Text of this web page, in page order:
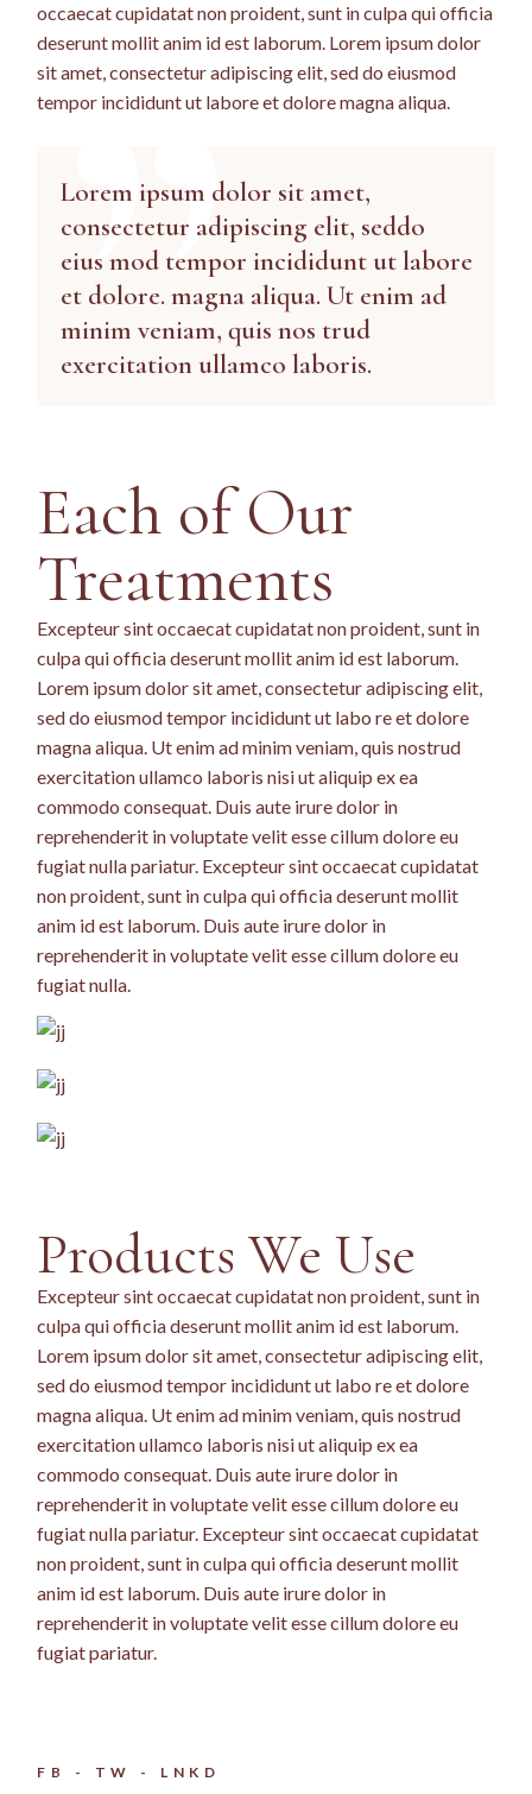
occaecat cupidatat non proident, sunt in culpa qui officia
deserunt mollit anim id est laborum. Lorem ipsum dolor
sit amet, consectetur adipiscing elit, sed do eiusmod
tempor incididunt ut labore et dolore magna aliqua.
Lorem ipsum dolor sit amet,
consectetur adipiscing elit, seddo
eius mod tempor incididunt ut labore
et dolore. magna aliqua. Ut enim ad
minim veniam, quis nos trud
exercitation ullamco laboris.
Each of Our
Treatments
Excepteur sint occaecat cupidatat non proident, sunt in
culpa qui officia deserunt mollit anim id est laborum.
Lorem ipsum dolor sit amet, consectetur adipiscing elit,
sed do eiusmod tempor incididunt ut labo re et dolore
magna aliqua. Ut enim ad minim veniam, quis nostrud
exercitation ullamco laboris nisi ut aliquip ex ea
commodo consequat. Duis aute irure dolor in
reprehenderit in voluptate velit esse cillum dolore eu
fugiat nulla pariatur. Excepteur sint occaecat cupidatat
non proident, sunt in culpa qui officia deserunt mollit
anim id est laborum. Duis aute irure dolor in
reprehenderit in voluptate velit esse cillum dolore eu
fugiat nulla.
Products We Use
Excepteur sint occaecat cupidatat non proident, sunt in
culpa qui officia deserunt mollit anim id est laborum.
Lorem ipsum dolor sit amet, consectetur adipiscing elit,
sed do eiusmod tempor incididunt ut labo re et dolore
magna aliqua. Ut enim ad minim veniam, quis nostrud
exercitation ullamco laboris nisi ut aliquip ex ea
commodo consequat. Duis aute irure dolor in
reprehenderit in voluptate velit esse cillum dolore eu
fugiat nulla pariatur. Excepteur sint occaecat cupidatat
non proident, sunt in culpa qui officia deserunt mollit
anim id est laborum. Duis aute irure dolor in
reprehenderit in voluptate velit esse cillum dolore eu
fugiat pariatur.
FB TW LNKD